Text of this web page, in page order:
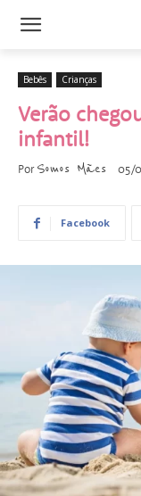
Bebês Crianças
Verão
infantil!
Por Somos Mães 05/
Facebook